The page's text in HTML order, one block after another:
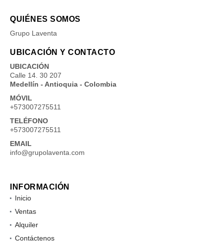
QUIÉNES SOMOS
Grupo Laventa
UBICACIÓN Y CONTACTO
UBICACIÓN
Calle 14. 30 207
Medellín - Antioquia - Colombia
MÓVIL
+573007275511
TELÉFONO
+573007275511
EMAIL
info@grupolaventa.com
INFORMACIÓN
Inicio
Ventas
Alquiler
Contáctenos